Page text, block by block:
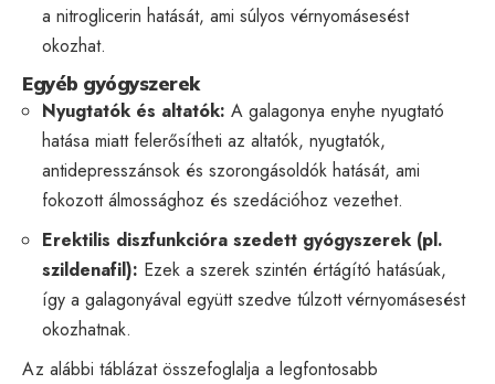
a nitroglicerin hatását, ami súlyos vérnyomásesést
okozhat.
Egyéb gyógyszerek
Nyugtatók és altatók: A galagonya enyhe nyugtató
hatása miatt felerősítheti az altatók, nyugtatók,
antidepresszánsok és szorongásoldók hatását, ami
fokozott álmossághoz és szedációhoz vezethet.
Erektilis diszfunkcióra szedett gyógyszerek (pl.
szildenafil): Ezek a szerek szintén értágító hatásúak,
így a galagonyával együtt szedve túlzott vérnyomásesést
okozhatnak.
Az alábbi táblázat összefoglalja a legfontosabb